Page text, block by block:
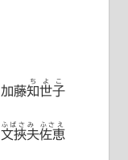
加藤知世子
ちよこ
文挾夫佐恵
ふばさみ ふさえ